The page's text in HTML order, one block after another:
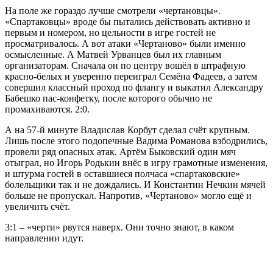
На поле же гораздо лучше смотрели «чертановцы».
«Спартаковцы» вроде бы пытались действовать активно и
первым и номером, но цельности в игре гостей не
просматривалось. А вот атаки «Чертаново» были именно
осмысленные. А Матвей Урванцев был их главным
организаторам. Сначала он по центру вошёл в штрафную
красно-белых и уверенно переиграл Семёна Фадеев, а затем
совершил классный проход по флангу и выкатил Александру
Бабешко пас-конфетку, после которого обычно не
промахиваются. 2:0.
А на 57-й минуте Владислав Корбут сделал счёт крупным.
Лишь после этого подопечные Вадима Романова взбодрились,
провели ряд опасных атак. Артём Быковский один мяч
отыграл, но Игорь Родькин внёс в игру грамотные изменения,
и штурма гостей в оставшиеся полчаса «спартаковские»
болельщики так и не дождались. И Константин Нечкин мячей
больше не пропускал. Напротив, «Чертаново» могло ещё и
увеличить счёт.
3:1 – «черти» рвутся наверх. Они точно знают, в каком
направлении идут.